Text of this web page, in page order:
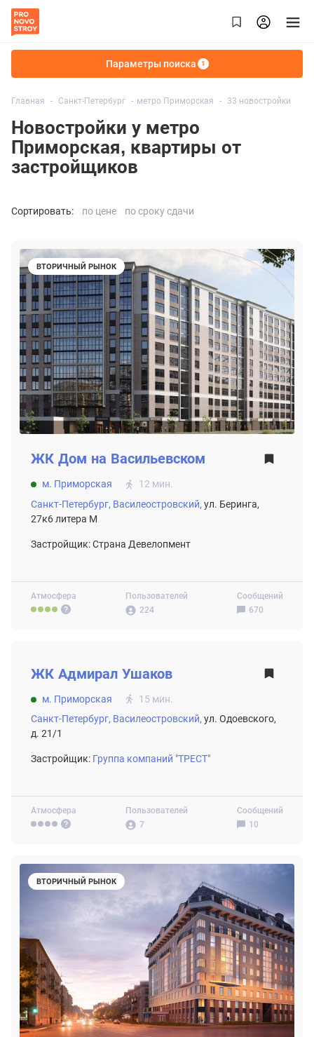
Параметры поиска 1
Главная Санкт-Петербург метро Приморская 33 новостройки
Новостройки у метро
Приморская, квартиры от
застройщиков
Сортировать: по цене по сроку сдачи
ВТОРИЧНЫЙ РЫНОК
Атмосфера
Пользователей
224
Сообщений
670
ЖК Дом на Васильевском
м. Приморская
12 мин.
Санкт-Петербург, Василеостровский, ул. Беринга,
27к6 литера М
Застройщик: Страна Девелопмент
Атмосфера
Пользователей
7
Сообщений
10
ЖК Адмирал Ушаков
м. Приморская
15 мин.
Санкт-Петербург, Василеостровский, ул. Одоевского,
д. 21/1
Застройщик: Группа компаний "ТРЕСТ"
ВТОРИЧНЫЙ РЫНОК